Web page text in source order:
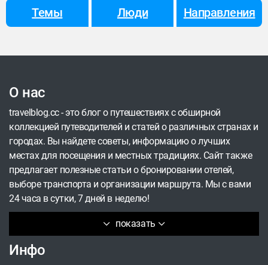
гостеприимные застолья. Однако в 2026 году
среди туристов стремительно набирает
высокогорье советские заводы, опустевшие
рабочие посёлки и масштабные архитектурные
объекты, которые постепенно поглощает дикая
природа.
Темы Люди Направления
О нас
показать
travelblog.cc - это блог о путешествиях с обширной
коллекцией путеводителей и статей о различных странах и
городах. Вы найдете советы, информацию о лучших
местах для посещения и местных традициях. Сайт также
предлагает полезные статьи о бронировании отелей,
выборе транспорта и организации маршрута. Мы с вами
24 часа в сутки, 7 дней в неделю!
Инфо